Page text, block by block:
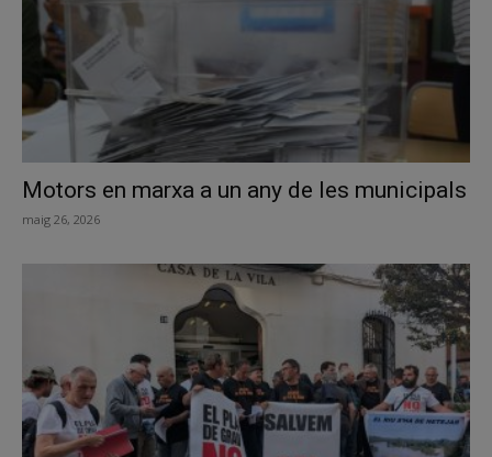
Motors en marxa a un any de les municipals
maig 26, 2026